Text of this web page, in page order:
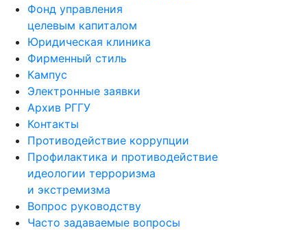
Фонд управления
целевым капиталом
Юридическая клиника
Фирменный стиль
Кампус
Электронные заявки
Архив РГГУ
Контакты
Противодействие коррупции
Профилактика и противодействие
идеологии терроризма
и экстремизма
Вопрос руководству
Часто задаваемые вопросы